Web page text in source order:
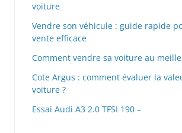
voiture
Vendre son véhicule : guide rapide
vente efficace
Comment vendre sa voiture au
Cote Argus : comment évaluer la
voiture ?
Essai Audi A3 2.0 TFSI 190 –